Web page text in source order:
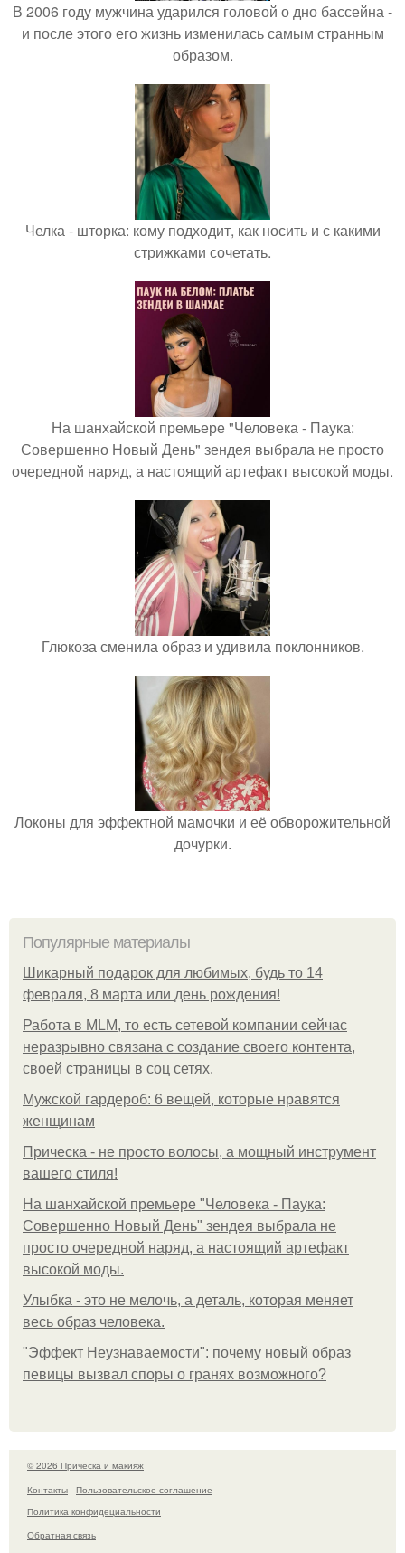
В 2006 году мужчина ударился головой о дно бассейна -
и после этого его жизнь изменилась самым странным
образом.
Челка - шторка: кому подходит, как носить и с какими
стрижками сочетать.
На шанхайской премьере "Человека - Паука:
Совершенно Новый День" зендея выбрала не просто
очередной наряд, а настоящий артефакт высокой моды.
Глюкоза сменила образ и удивила поклонников.
Локоны для эффектной мамочки и её обворожительной
дочурки.
Популярные материалы
Шикарный подарок для любимых, будь то 14
февраля, 8 марта или день рождения!
Работа в MLM, то есть сетевой компании сейчас
неразрывно связана с создание своего контента,
своей страницы в соц сетях.
Мужской гардероб: 6 вещей, которые нравятся
женщинам
Прическа - не просто волосы, а мощный инструмент
вашего стиля!
На шанхайской премьере "Человека - Паука:
Совершенно Новый День" зендея выбрала не
просто очередной наряд, а настоящий артефакт
высокой моды.
Улыбка - это не мелочь, а деталь, которая меняет
весь образ человека.
"Эффект Неузнаваемости": почему новый образ
певицы вызвал споры о гранях возможного?
© 2026 Прическа и макияж
Контакты
Пользовательское соглашение
Политика конфидециальности
Обратная связь